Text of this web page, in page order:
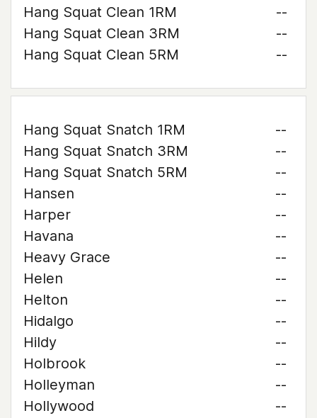
Hang Squat Clean 1RM
--
Hang Squat Clean 3RM
--
Hang Squat Clean 5RM
--
Hang Squat Snatch 1RM
--
Hang Squat Snatch 3RM
--
Hang Squat Snatch 5RM
--
Hansen
--
Harper
--
Havana
--
Heavy Grace
--
Helen
--
Helton
--
Hidalgo
--
Hildy
--
Holbrook
--
Holleyman
--
Hollywood
--